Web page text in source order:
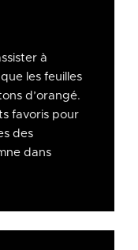
à
les feuilles
d’orangé.
favoris pour
des
dans